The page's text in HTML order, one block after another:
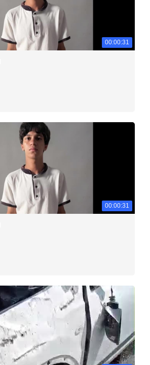
00:00:31
00:00:31